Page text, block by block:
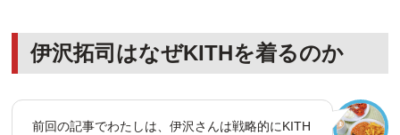
伊沢拓司はなぜKITHを着るのか
前回の記事でわたしは、伊沢さんは戦略的にKITH